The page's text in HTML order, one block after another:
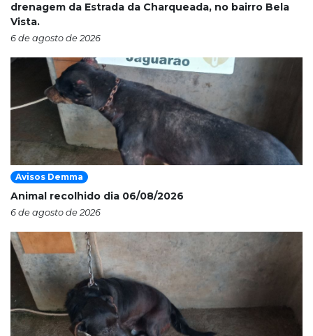
drenagem da Estrada da Charqueada, no bairro Bela
Vista.
6 de agosto de 2026
Avisos Demma
Animal recolhido dia 06/08/2026
6 de agosto de 2026